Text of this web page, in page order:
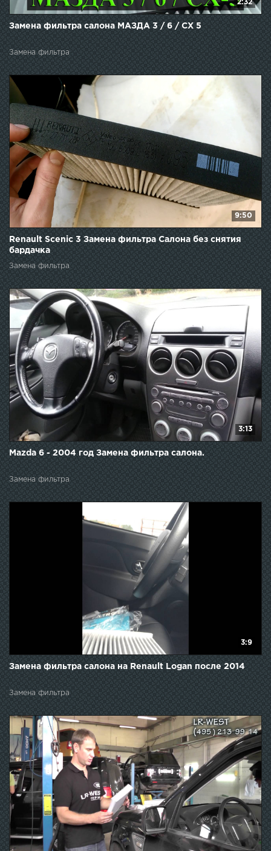
2:32
Замена фильтра салона МАЗДА 3 / 6 / СХ 5
Замена фильтра
9:50
Renault Scenic 3 Замена фильтра Салона без снятия
бардачка
Замена фильтра
3:13
Mazda 6 - 2004 год Замена фильтра салона.
Замена фильтра
3:9
Замена фильтра салона на Renault Logan после 2014
Замена фильтра